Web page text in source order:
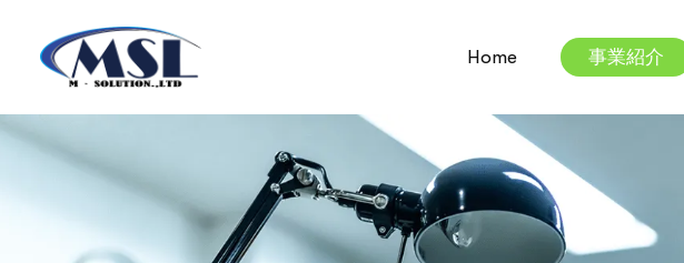
Home 事業紹介